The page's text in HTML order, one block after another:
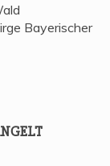
Bayerischer